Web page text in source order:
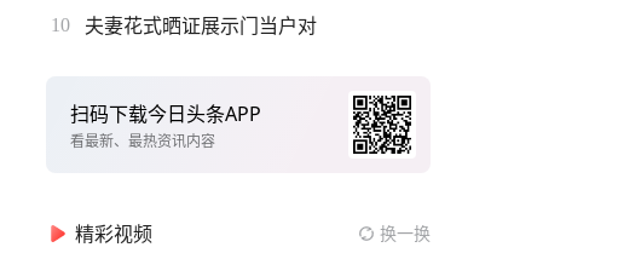
10 夫妻花式晒证展示门当户对
扫码下载今日头条APP
看最新、最热资讯内容
精彩视频 换一换